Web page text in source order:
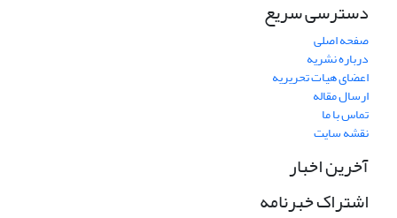
دسترسی سریع
صفحه اصلی
درباره نشریه
اعضای هیات تحریریه
ارسال مقاله
تماس با ما
نقشه سایت
آخرین اخبار
اشتراک خبرنامه